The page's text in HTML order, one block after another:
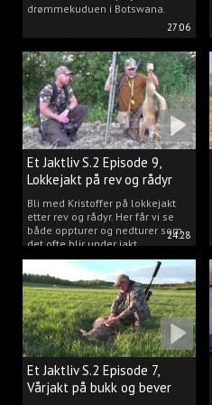
27:06
drømmekuduen i Botswana.
24:28
Et Jaktliv S.2 Episode 9,
Lokkejakt på rev og rådyr
med Kristoffer Clausen
Bli med Kristoffer på lokkejakt
etter rev og rådyr. Her får vi se
både oppturer og nedturer som
det ofte blir under jakt.
Et Jaktliv S.2 Episode 7,
Vårjakt på bukk og bever